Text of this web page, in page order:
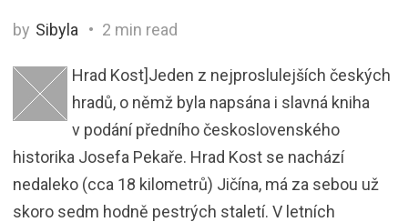
by Sibyla 2 min read
Hrad Kost]Jeden z nejproslulejších českých
hradů, o němž byla napsána i slavná kniha
v podání předního československého
historika Josefa Pekaře. Hrad Kost se nachází
nedaleko (cca 18 kilometrů) Jičína, má za sebou už
skoro sedm hodně pestrých staletí. V letních